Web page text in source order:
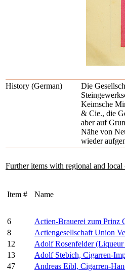
History (German)
Die
Keimsche
& Cie., die
aber auf
Nähe von
wieder
Further items with regional and local
Item # Name
6 Actien-Brauerei zum Prinz
8
Actiengesellschaft Union
12
Adolf Rosenfelder
13
Adolf Stebich, Cigarren-
47
Andreas Eibl, Cigarren-